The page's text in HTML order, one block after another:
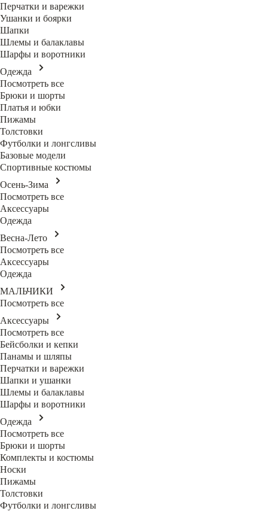
Перчатки и варежки
Ушанки и боярки
Шапки
Шлемы и балаклавы
Шарфы и воротники
Одежда
Посмотреть все
Брюки и шорты
Платья и юбки
Пижамы
Толстовки
Футболки и лонгсливы
Базовые модели
Спортивные костюмы
Осень-Зима
Посмотреть все
Аксессуары
Одежда
Весна-Лето
Посмотреть все
Аксессуары
Одежда
МАЛЬЧИКИ
Посмотреть все
Аксессуары
Посмотреть все
Бейсболки и кепки
Панамы и шляпы
Перчатки и варежки
Шапки и ушанки
Шлемы и балаклавы
Шарфы и воротники
Одежда
Посмотреть все
Брюки и шорты
Комплекты и костюмы
Носки
Пижамы
Толстовки
Футболки и лонгсливы